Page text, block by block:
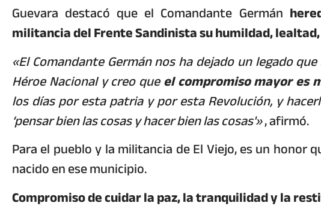
Guevara destacó que el Comandante Germán
militancia del Frente Sandinista su humildad,
«El Comandante Germán nos ha dejado un legado
Héroe Nacional y creo queel compromiso mayor es
los días por esta patria y por esta Revolución, y
‘pensar bien las cosas y hacer bien las cosas'», afirmó.
Para el pueblo y la militancia de El Viejo, es un honor
nacido en ese municipio.
Compromiso de cuidar la paz, la tranquilidad y la